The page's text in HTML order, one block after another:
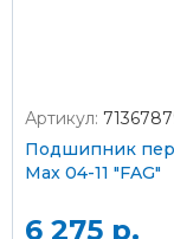
Артикул:
Подшипник
Max 04-11 "FAG"
6 275 р.